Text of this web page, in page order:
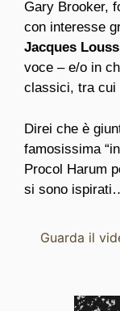
Gary Brooker,
con interesse
Jacques
voce – e/o in
classici, tra cui
Direi che è
famosissima
Procol Harum
si sono
Guarda il